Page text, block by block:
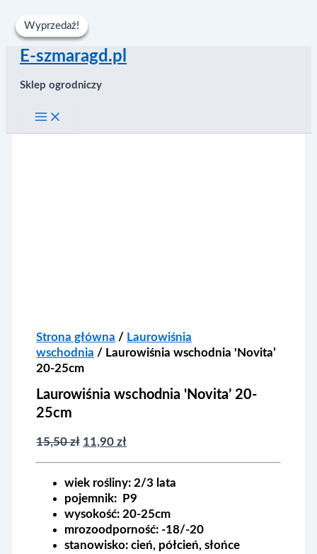
Przejdź
treści
E-szmaragd.pl
Sklep ogrodniczy
Wyprzedaż!
Strona główna / Laurowiśnia
wschodnia / Laurowiśnia wschodnia 'Novita’
20-25cm
Laurowiśnia wschodnia 'Novita’ 20-
25cm
15,50zł Pierwotna
15,50 zł.
11,90złAktualna
11,90 zł.
wiek rośliny: 2/3 lata
pojemnik: P9
wysokość: 20-25cm
mrozoodporność: -18/-20
stanowisko: cień, półcień, słońce
Wyprzedaż!
Wyprzedaż!